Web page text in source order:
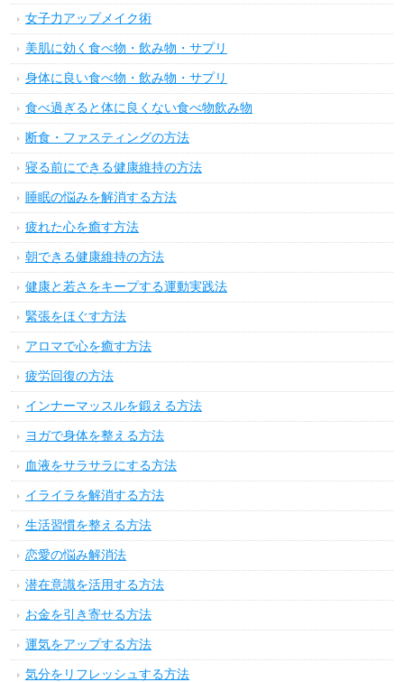
女子力アップメイク術
美肌に効く食べ物・飲み物・サプリ
身体に良い食べ物・飲み物・サプリ
食べ過ぎると体に良くない食べ物飲み物
断食・ファスティングの方法
寝る前にできる健康維持の方法
睡眠の悩みを解消する方法
疲れた心を癒す方法
朝できる健康維持の方法
健康と若さをキープする運動実践法
緊張をほぐす方法
アロマで心を癒す方法
疲労回復の方法
インナーマッスルを鍛える方法
ヨガで身体を整える方法
血液をサラサラにする方法
イライラを解消する方法
生活習慣を整える方法
恋愛の悩み解消法
潜在意識を活用する方法
お金を引き寄せる方法
運気をアップする方法
気分をリフレッシュする方法